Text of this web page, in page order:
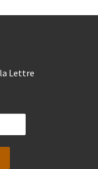
Lettre